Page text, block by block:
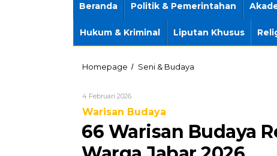
Beranda Politik & Pemerintahan
Hukum & Kriminal Liputan Khusus
Homepage / Seni & Budaya
Warga
2026
4 Februari 2026Oleh
Sovian
Warisan Budaya
66 Warisan Budaya